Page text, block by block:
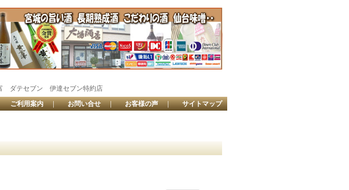
豊富 ダテセブン 伊達セブン特約店
ご利用案内 ｜ お問い合せ ｜ お客様の声 ｜ サイトマップ